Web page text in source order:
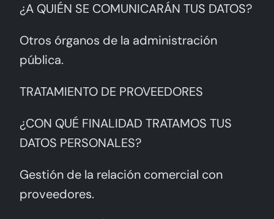
¿A QUIÉN SE COMUNICARÁN TUS DATOS?
Otros órganos de la administración
pública.
TRATAMIENTO DE PROVEEDORES
¿CON QUÉ FINALIDAD TRATAMOS TUS
DATOS PERSONALES?
Gestión de la relación comercial con
proveedores.